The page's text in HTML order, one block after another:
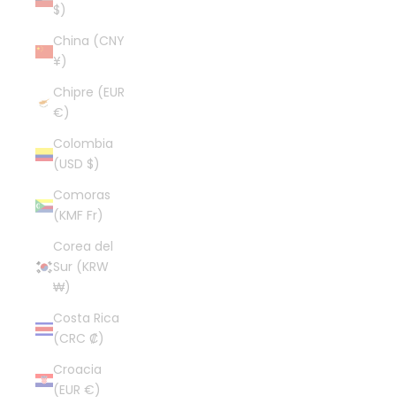
$)
China (CNY
¥)
Chipre (EUR
€)
Colombia
(USD $)
Comoras
(KMF Fr)
Corea del
Sur (KRW
₩)
Costa Rica
(CRC ₡)
Croacia
(EUR €)